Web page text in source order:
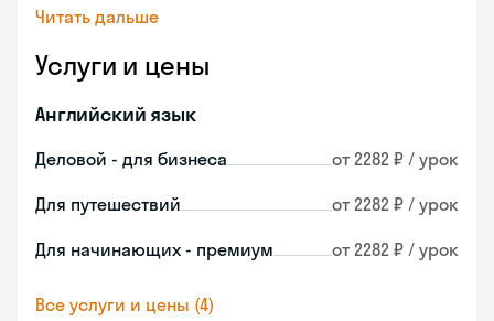
Читать дальше
Услуги и цены
Английский язык
Деловой - для бизнеса от 2282 ₽ / урок
Для путешествий от 2282 ₽ / урок
Для начинающих - премиум от 2282 ₽ / урок
Все услуги и цены (4)